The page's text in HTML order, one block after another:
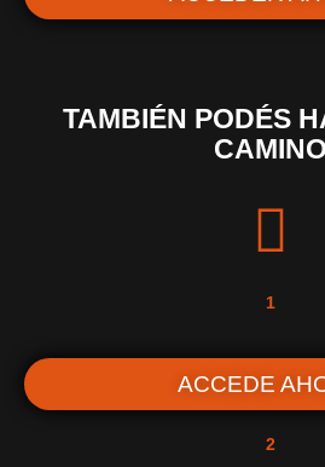
TAMBIÉN PODÉS
CAMINO
1
ACCEDE
2